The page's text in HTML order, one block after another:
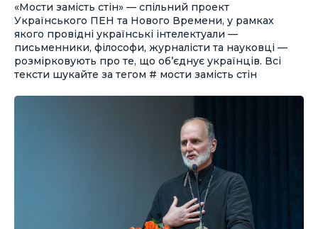
«Мости замість стін» — спільний проект
Українського ПЕН та Нового Времени, у рамках
якого провідні українські інтелектуали —
письменники, філософи, журналісти та науковці —
розмірковують про те, що об’єднує українців. Всі
тексти шукайте за тегом # мости замість стін